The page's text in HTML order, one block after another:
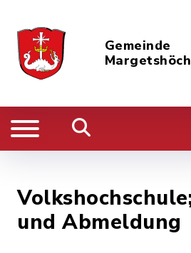
Gemeinde
und Abmeldung